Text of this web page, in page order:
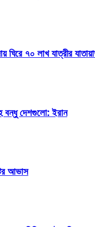
ঘিরে ৭০ লাখ যাত্রীর
বন্ধু দেশগুলো: ইরান
আভাস